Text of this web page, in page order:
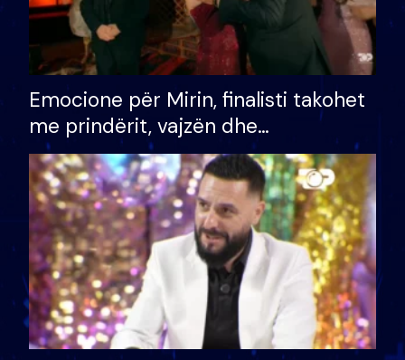
Emocione për Mirin, finalisti takohet
me prindërit, vajzën dhe
bashkëshorten: S’kemi ndonjë letër
divorci apo jo?